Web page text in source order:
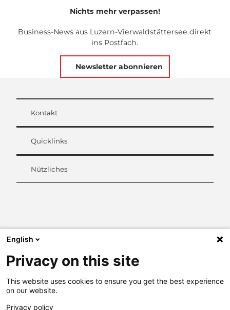
Nichts mehr verpassen!
Business-News aus Luzern-Vierwaldstättersee direkt
ins Postfach.
Newsletter abonnieren
Kontakt
Quicklinks
Nützliches
d
I
English
Privacy on this site
This website uses cookies to ensure you get the best experience
on our website.
Privacy policy